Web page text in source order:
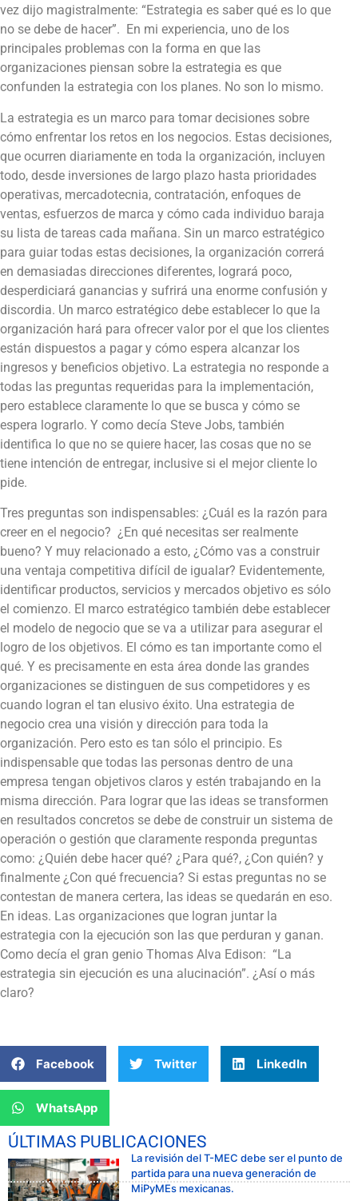
vez dijo magistralmente: “Estrategia es saber qué es lo que
no se debe de hacer”. En mi experiencia, uno de los
principales problemas con la forma en que las
organizaciones piensan sobre la estrategia es que
confunden la estrategia con los planes. No son lo mismo.
La estrategia es un marco para tomar decisiones sobre
cómo enfrentar los retos en los negocios. Estas decisiones,
que ocurren diariamente en toda la organización, incluyen
todo, desde inversiones de largo plazo hasta prioridades
operativas, mercadotecnia, contratación, enfoques de
ventas, esfuerzos de marca y cómo cada individuo baraja
su lista de tareas cada mañana. Sin un marco estratégico
para guiar todas estas decisiones, la organización correrá
en demasiadas direcciones diferentes, logrará poco,
desperdiciará ganancias y sufrirá una enorme confusión y
discordia. Un marco estratégico debe establecer lo que la
organización hará para ofrecer valor por el que los clientes
están dispuestos a pagar y cómo espera alcanzar los
ingresos y beneficios objetivo. La estrategia no responde a
todas las preguntas requeridas para la implementación,
pero establece claramente lo que se busca y cómo se
espera lograrlo. Y como decía Steve Jobs, también
identifica lo que no se quiere hacer, las cosas que no se
tiene intención de entregar, inclusive si el mejor cliente lo
pide.
Tres preguntas son indispensables: ¿Cuál es la razón para
creer en el negocio? ¿En qué necesitas ser realmente
bueno? Y muy relacionado a esto, ¿Cómo vas a construir
una ventaja competitiva difícil de igualar? Evidentemente,
identificar productos, servicios y mercados objetivo es sólo
el comienzo. El marco estratégico también debe establecer
el modelo de negocio que se va a utilizar para asegurar el
logro de los objetivos. El cómo es tan importante como el
qué. Y es precisamente en esta área donde las grandes
organizaciones se distinguen de sus competidores y es
cuando logran el tan elusivo éxito. Una estrategia de
negocio crea una visión y dirección para toda la
organización. Pero esto es tan sólo el principio. Es
indispensable que todas las personas dentro de una
empresa tengan objetivos claros y estén trabajando en la
misma dirección. Para lograr que las ideas se transformen
en resultados concretos se debe de construir un sistema de
operación o gestión que claramente responda preguntas
como: ¿Quién debe hacer qué? ¿Para qué?, ¿Con quién? y
finalmente ¿Con qué frecuencia? Si estas preguntas no se
contestan de manera certera, las ideas se quedarán en eso.
En ideas. Las organizaciones que logran juntar la
estrategia con la ejecución son las que perduran y ganan.
Como decía el gran genio Thomas Alva Edison: “La
estrategia sin ejecución es una alucinación”. ¿Así o más
claro?
Facebook Twitter LinkedIn
WhatsApp
ÚLTIMAS PUBLICACIONES
La revisión del T-MEC debe ser el punto de
partida para una nueva generación de
MiPyMEs mexicanas.